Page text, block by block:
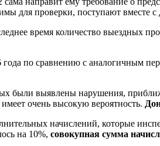
для проверки, поступают вместе
время количество выездных
по сравнению с аналогичным
были выявлены нарушения,
очень высокую вероятность.
начислений, которые
на 10%, совокупная сумма